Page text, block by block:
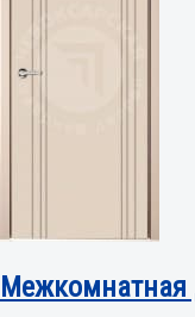
Межкомнатная